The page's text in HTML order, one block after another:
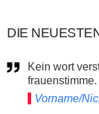
DIE
Kein wort verstanden, nur rauschen und eine
Vorname/